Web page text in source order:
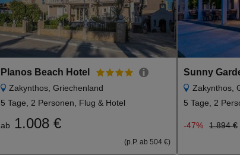
Planos Beach Hotel
Zakynthos, Griechenland
5 Tage, 2 Personen, Flug & Hotel
ab 1.008 €
(p.P. ab 504 €)
Sunny
Zakynthos,
5 Tage, 2
-47% 1.894 €